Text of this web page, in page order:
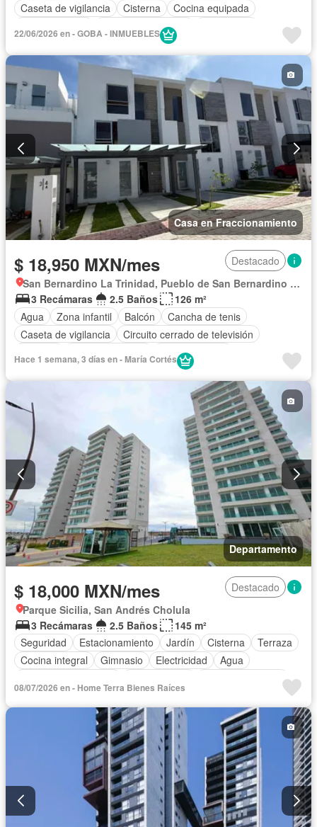
Caseta de vigilancia
Cisterna
Cocina equipada
Cuarto de Limpieza
Recámara con closet
Zonas verdes
Permite mascotas Sin amueblar
22/06/2026 en - GOBA - INMUEBLES
Casa en Fraccionamiento
$ 18,950 MXN/mes
Destacado
San Bernardino La Trinidad, Pueblo de San Bernardino Tlaxcalancingo
3 Recámaras
2.5 Baños
126 m²
Agua
Zona infantil Balcón
Cancha de tenis
Caseta de vigilancia
Circuito cerrado de televisión
Cocina integral
Estacionamiento
Recámara con closet
Sala polivalente
Vista panorámica
Zonas verdes
Sin amueblar
Hace 1 semana, 3 días en - María Cortés
Departamento
$ 18,000 MXN/mes
Destacado
Parque Sicilia, San Andrés Cholula
3 Recámaras
2.5 Baños
145 m²
Seguridad
Estacionamiento Jardín Cisterna
Terraza
Cocina integral
Gimnasio Electricidad
Agua
08/07/2026 en - Home Terra Bienes Raíces